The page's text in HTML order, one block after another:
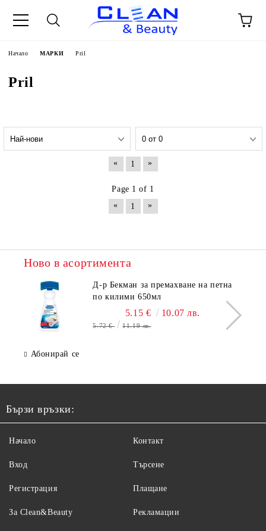
Начало МАРКИ Pril
Pril
« 1 »
Page 1 of 1
«
1 »
Ново в асортимента
Д-р Бекман за премахване на петна
по килими 650мл
5.15 € 10.07 лв.
5.72 € 11.19 лв.
Абонирай се
Бързи връзки:
Начало
Вход
Регистрация
За Clean&Beauty
Контакт
Търсене
Плащане
Рекламации